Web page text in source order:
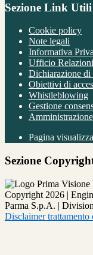
Sezione Link Utili
Cookie policy
Note legali
Informativa
Ufficio
Dichiarazione di
Obiettivi di
Whistleblowing
Gestione
Pagina
Sezione
Copyright 2026 |
Parma S.p.A. |
Disclaimer trattamento